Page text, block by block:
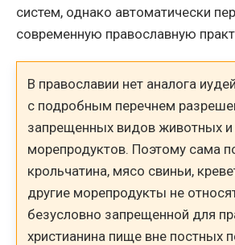
систем, однако автоматически
современную православную
В православии нет аналога
с подробным перечнем
запрещенных видов животных и
морепродуктов. Поэтому сама
крольчатина, мясо свиньи,
другие морепродукты не
безусловно запрещенной для
христианина пище вне постных